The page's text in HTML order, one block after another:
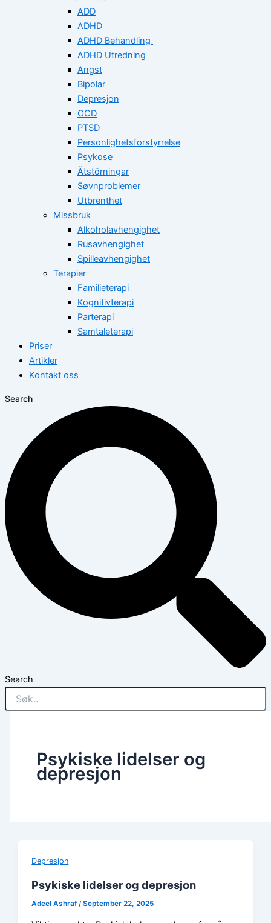
ADD
ADHD
ADHD Behandling
ADHD Utredning
Angst
Bipolar
Depresjon
OCD
PTSD
Personlighetsforstyrrelse
Psykose
Ätstörningar
Søvnproblemer
Utbrenthet
Missbruk
Alkoholavhengighet
Rusavhengighet
Spilleavhengighet
Terapier
Familieterapi
Kognitivterapi
Parterapi
Samtaleterapi
Priser
Artikler
Kontakt oss
Search
Search
Psykiske lidelser og
depresjon
Depresjon
Psykiske lidelser og depresjon
Adeel Ashraf /September 22, 2025